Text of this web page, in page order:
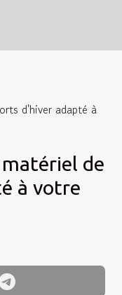
d'hiver adapté à
de
à votre